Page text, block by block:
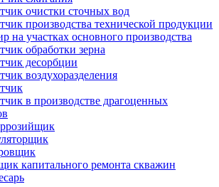
очистки сточных вод
производства технической продукции
на участках основного производства
обработки зерна
десорбции
воздухоразделения
в производстве драгоценных
капитального ремонта скважин